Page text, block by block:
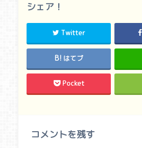
シェア！
Twitter
はてブ
Pocket
コメントを残す